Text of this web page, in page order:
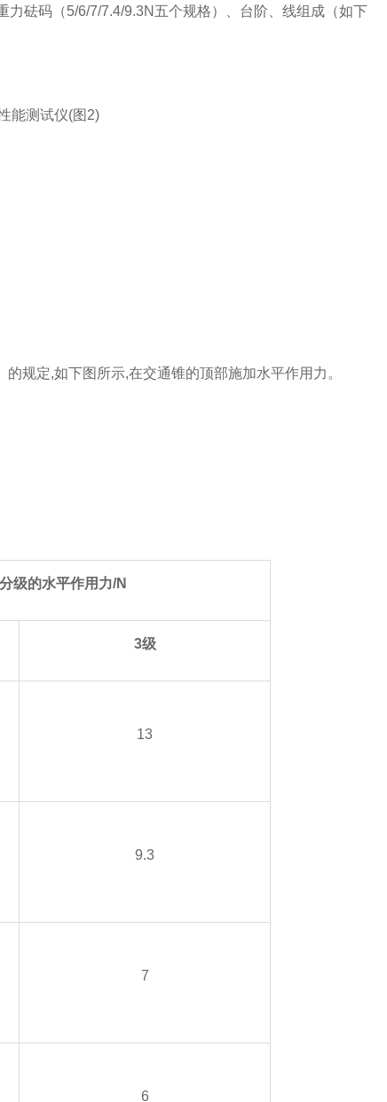
力砝码（5/6/7/7.4/9.3N五个规格）、台阶、线组成（如下
规定,如下图所示,在交通锥的顶部施加水平作用力。
级的水平作用力/N
3级
13
9.3
7
6